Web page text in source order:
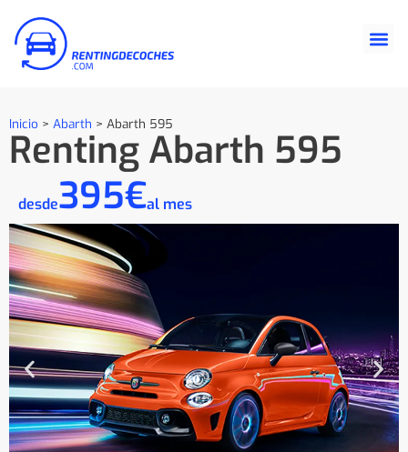
Inicio > Abarth > Abarth 595
Renting Abarth 595
desde395€al mes